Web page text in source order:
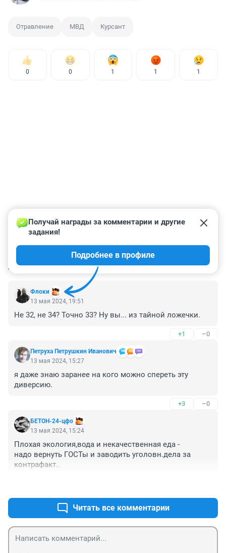
Отравление МВД Курсант
0 0 1 1 1
КОММЕНТАРИИ 4
Флоки
Получай награды за комментарии и другие
задания!
Подробнее в профиле
13 мая 2024, 19:51
Не 32, не 34? Точно 33? Ну вы... из тайной ложечки.
+1 –0
Петруха Петрушкин Иванович
13 мая 2024, 15:27
я даже знаю заранее на кого можно спереть эту
диверсию.
+3 –0
БЕТОН-24-цфо
13 мая 2024, 15:24
Плохая экология,вода и некачественная еда -
надо вернуть ГОСТы и заводить уголовн.дела за
контрафакт..
Читать все комментарии